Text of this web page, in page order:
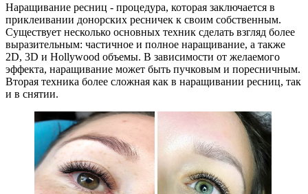
Наращивание ресниц - процедура, которая заключается в
приклеивании донорских ресничек к своим собственным.
Существует несколько основных техник сделать взгляд более
выразительным: частичное и полное наращивание, а также
2D, 3D и Hollywood объемы. В зависимости от желаемого
эффекта, наращивание может быть пучковым и поресничным.
Вторая техника более сложная как в наращивании ресниц, так
и в снятии.